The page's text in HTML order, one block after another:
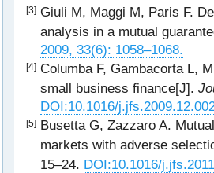
[3] Giuli M, Maggi M, Paris F.
analysis in a mutual
2009, 33(6): 1058–1068.
[4] Columba F, Gambacorta L,
small business finance[J].
DOI:10.1016/
[5] Busetta G, Zazzaro A.
markets with adverse
15–24. DOI:10.1016/